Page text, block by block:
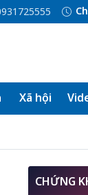
Xã hội
CHỨNG